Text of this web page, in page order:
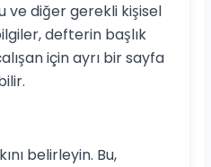
ve diğer gerekli kişisel
defterin başlık
için ayrı bir sayfa
belirleyin. Bu,